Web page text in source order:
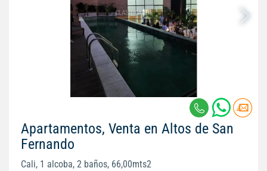
Apartamentos, Venta en Altos de San
Fernando
Cali, 1 alcoba, 2 baños, 66,00mts2